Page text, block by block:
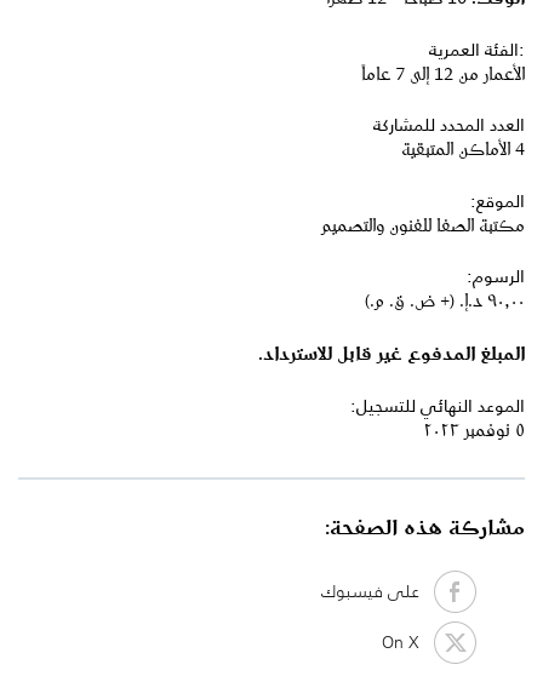
:الفئة العمرية
الأعمار من 12 إلى 7 عاماً
العدد المحدد للمشاركة
4 الأماكن المتبقية
الموقع:
مكتبة الصفا للفنون والتصميم
الرسوم:
٩٠٫٠٠ د.إ.‏ (+ ض. ق. م.)
المبلغ المدفوع غير قابل للاسترداد.
الموعد النهائي للتسجيل:
٥ نوفمبر ٢٠٢٣
مشاركة هذه الصفحة:
على فيسبوك